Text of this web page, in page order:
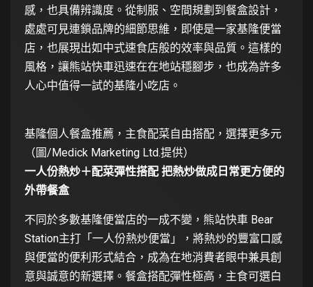
感，也具備辨識度。從制服、空間規劃到餐盒設計，
處處可見連鎖品牌的細節思維，即使是一家基隆便當
店，也展現出如中式速食店般的效率與品質。這樣的
風格，讓熊站快車迅速在在地站穩腳步，也成為許多
人心中值得一試的基隆小吃店。
基隆個人餐盒推薦，主食配菜自由搭配，選擇更多元
（圖/Medick Marketing Ltd.提供）
一人份熱炒＋配菜彈性搭配 把熱炒做成日常更方便的
外帶餐盒
不同於多數基隆便當店的一成不變，熊站快車 Bear
Station主打「一人份熱炒便當」，將熱炒的豐富口感
與便當的便利形式結合，成為在地消費者眼中兼具創
意與誠意的新選擇。餐盒搭配彈性極高，主食可選白